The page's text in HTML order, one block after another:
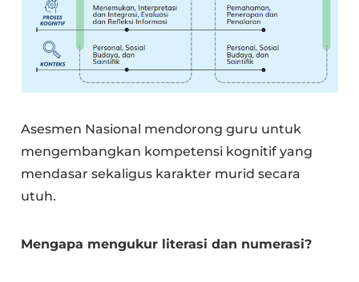
Asesmen Nasional mendorong guru untuk
mengembangkan kompetensi kognitif yang
mendasar sekaligus karakter murid secara
utuh.
Mengapa mengukur literasi dan numerasi?